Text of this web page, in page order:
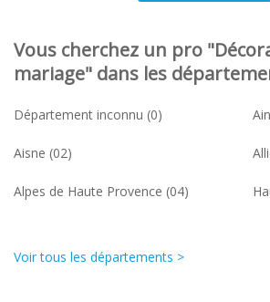
Vous cherchez un pro
mariage" dans les
Département inconnu (0)
Aisne (02)
Alpes de Haute Provence (04)
Voir tous les départements >